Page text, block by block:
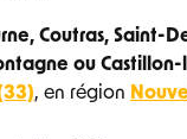
Coutras, Saint-
ou
, en région